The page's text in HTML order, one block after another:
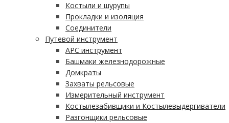
Костыли и шурупы
Прокладки и изоляция
Соединители
Путевой инструмент
АРС инструмент
Башмаки железнодорожные
Домкраты
Захваты рельсовые
Измерительный инструмент
Костылезабивщики и Костылевыдергиватели
Разгонщики рельсовые